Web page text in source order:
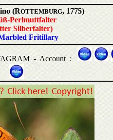
(ROTTEMBURG, 1775)
Perlmuttfalter
Silberfalter)
Fritillary
- Account :